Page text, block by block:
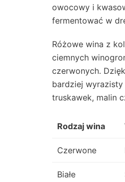
owocowy i
fermentować w
Różowe wina z
ciemnych
czerwonych.
bardziej wyrazisty
truskawek, malin
Rodzaj wina
Czerwone
Białe